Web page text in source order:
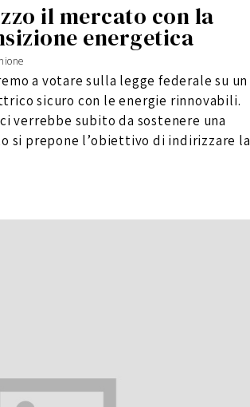
il mercato con la
energetica
a votare sulla legge federale su un
sicuro con le energie rinnovabili.
verrebbe subito da sostenere una
si prepone l’obiettivo di indirizzare la